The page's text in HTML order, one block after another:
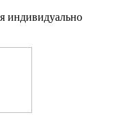
индивидуально